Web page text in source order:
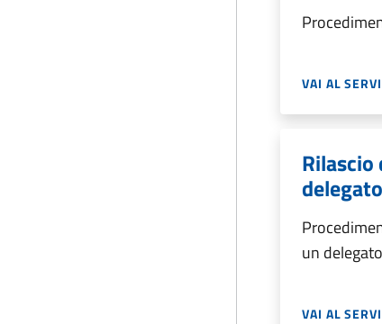
VAI AL
delegato
un delegato
VAI AL